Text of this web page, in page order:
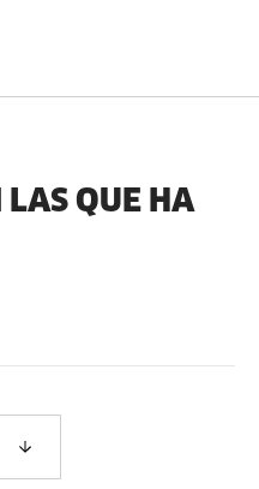
QUE HA